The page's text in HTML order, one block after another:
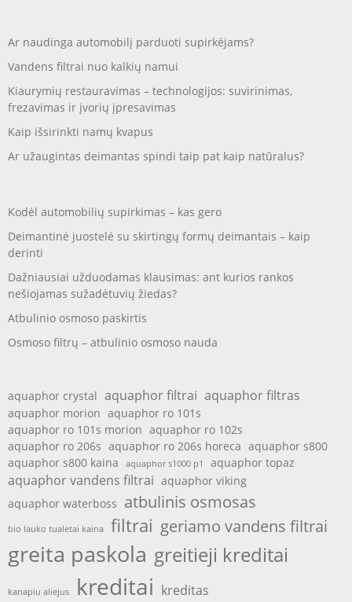
Ar naudinga automobilį parduoti supirkėjams?
Vandens filtrai nuo kalkių namui
Kiaurymių restauravimas – technologijos: suvirinimas,
frezavimas ir įvorių įpresavimas
Kaip išsirinkti namų kvapus
Ar užaugintas deimantas spindi taip pat kaip natūralus?
Kodėl automobilių supirkimas – kas gero
Deimantinė juostelė su skirtingų formų deimantais – kaip
derinti
Dažniausiai užduodamas klausimas: ant kurios rankos
nešiojamas sužadėtuvių žiedas?
Atbulinio osmoso paskirtis
Osmoso filtrų – atbulinio osmoso nauda
aquaphor crystal aquaphor filtrai aquaphor filtras
aquaphor morion aquaphor ro 101s
aquaphor ro 101s morion aquaphor ro 102s
aquaphor ro 206s aquaphor ro 206s horeca aquaphor s800
aquaphor s800 kaina
aquaphor s1000 p1 aquaphor topaz
aquaphor vandens filtrai aquaphor viking
aquaphor waterboss atbulinis osmosas
bio lauko tualetai kaina filtrai geriamo vandens filtrai
greita paskola greitieji kreditai
kanapiu aliejus kreditai kreditas